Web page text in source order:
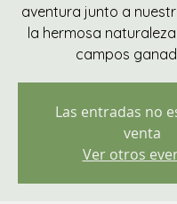
aventura junto a
la hermosa
campos
Las entradas no
venta
Ver otros